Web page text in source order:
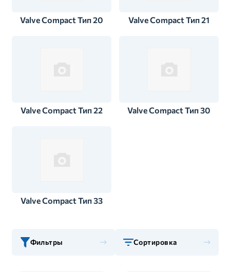
Valve Compact Тип 20 Valve Compact Тип 21
Valve Compact Тип 22 Valve Compact Тип 30
Valve Compact Тип 33
Фильтры Сортировка